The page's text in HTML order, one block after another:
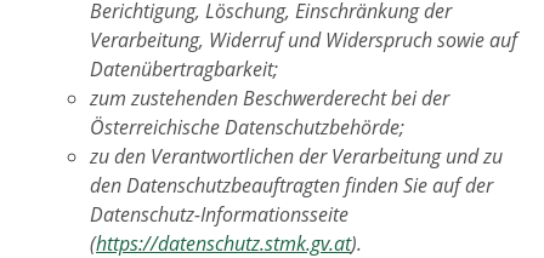
Berichtigung, Löschung, Einschränkung der
Verarbeitung, Widerruf und Widerspruch sowie auf
Datenübertragbarkeit;
zum zustehenden Beschwerderecht bei der
Österreichische Datenschutzbehörde;
zu den Verantwortlichen der Verarbeitung und zu
den Datenschutzbeauftragten finden Sie auf der
Datenschutz-Informationsseite
(https://datenschutz.stmk.gv.at).